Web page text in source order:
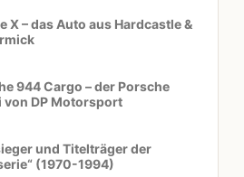
X – das Auto aus Hardcastle &
944 Cargo – der Porsche
von DP Motorsport
und Titelträger der
(1970-1994)